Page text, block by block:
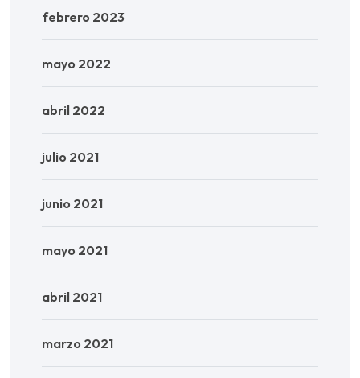
febrero 2023
mayo 2022
abril 2022
julio 2021
junio 2021
mayo 2021
abril 2021
marzo 2021